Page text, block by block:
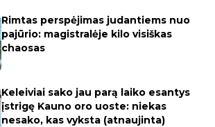
Rimtas perspėjimas judantiems nuo
pajūrio: magistralėje kilo visiškas
chaosas
Keleiviai sako jau parą laiko esantys
įstrigę Kauno oro uoste: niekas
nesako, kas vyksta (atnaujinta)